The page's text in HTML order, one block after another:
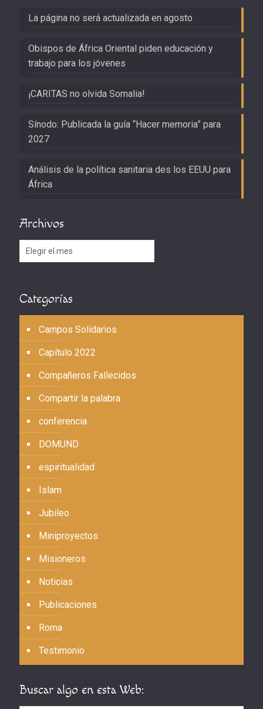
La página no será actualizada en agosto
Obispos de África Oriental piden educación y
trabajo para los jóvenes
¡CARITAS no olvida Somalia!
Sínodo: Publicada la guía “Hacer memoria” para
2027
Análisis de la política sanitaria des los EEUU para
África
Archivos
Archivos
Categorías
Campos Solidarios
Capítulo 2022
Compañeros Fallecidos
Compartir la palabra
conferencia
DOMUND
espiritualidad
Islam
Jubileo
Miniproyectos
Misioneros
Noticias
Publicaciones
Roma
Testimonio
Buscar algo en esta Web: